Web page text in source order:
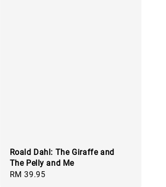
Roald Dahl: The Giraffe and
The Pelly and Me
Regular
RM 39.95